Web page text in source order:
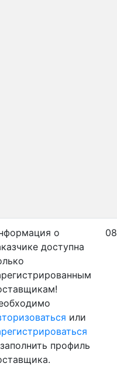
о
доступна
или
профиль